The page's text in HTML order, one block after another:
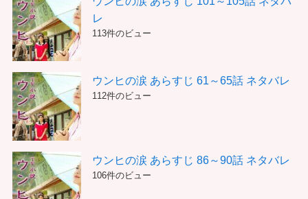
レ
113件のビュー
ウンヒの涙 あらすじ 61～65話 ネタバレ
112件のビュー
ウンヒの涙 あらすじ 86～90話 ネタバレ
106件のビュー